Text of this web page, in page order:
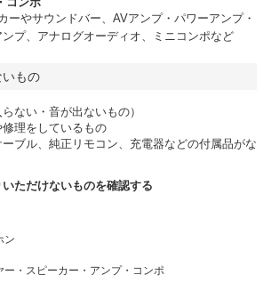
ーやサウンドバー、AVアンプ・パワーアンプ・
プ、アナログオーディオ、ミニコンポなど
いもの
ない・音が出ないもの）
修理をしているもの
ーブル、純正リモコン、充電器などの付属品がな
ただけないものを確認する
ン
ー・スピーカー・アンプ・コンポ